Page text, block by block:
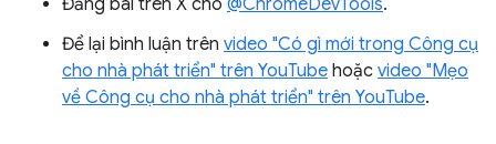
Đăng bài trên X cho @ChromeDevTools.
Để lại bình luận trên video "Có gì mới trong Công cụ
cho nhà phát triển" trên YouTube hoặc video "Mẹo
về Công cụ cho nhà phát triển" trên YouTube.